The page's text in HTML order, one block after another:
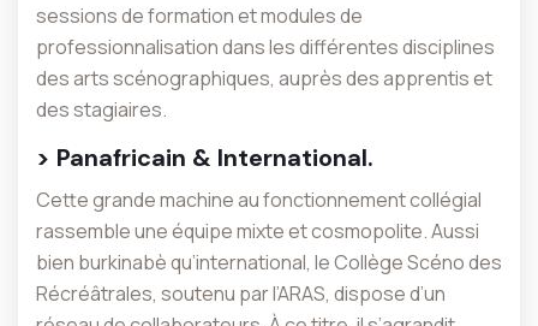
sessions de formation et modules de
professionnalisation dans les différentes disciplines
des arts scénographiques, auprès des apprentis et
des stagiaires.
> Panafricain & International.
Cette grande machine au fonctionnement collégial
rassemble une équipe mixte et cosmopolite. Aussi
bien burkinabè qu’international, le Collège Scéno des
Récréâtrales, soutenu par l’ARAS, dispose d’un